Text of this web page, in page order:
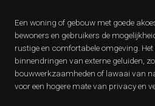
Een woning of gebouw met goede
bewoners en gebruikers de
rustige en comfortabele omgeving.
binnendringen van externe geluiden,
bouwwerkzaamheden of lawaai van
voor een hogere mate van privacy en